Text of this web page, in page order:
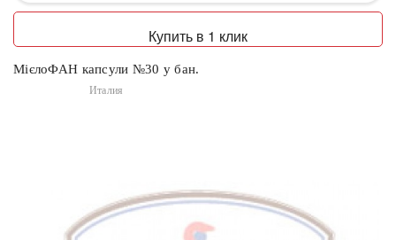
Купить в 1 клик
МієлоФАН капсули №30 у бан.
Италия